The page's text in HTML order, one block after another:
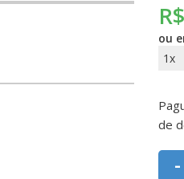
ou
1x
de
-